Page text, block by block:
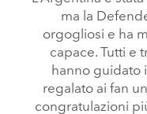
ma la
orgogliosi e ha
capace. Tutti
hanno guidato
regalato ai fan
congratulazioni